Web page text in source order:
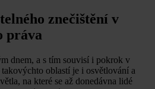
znečištění v
práva
dnem, a s tím souvisí i pokrok v
oblastí je i osvětlování a
na které se až donedávna lidé